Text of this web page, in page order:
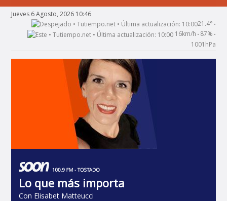
Jueves 6 Agosto, 2026 10:46
21.4° •
16km/h • 87% •
1001hPa
Lo que más importa
Con Elisabet Matteucci